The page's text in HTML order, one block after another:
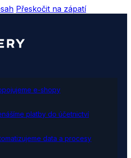
Přeskočit na zápatí
e-shopy
platby do účetnictví
data a procesy